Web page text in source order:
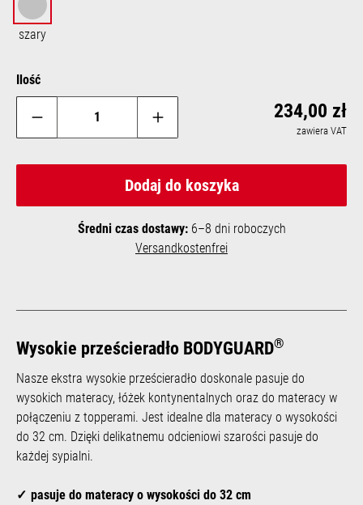
Wysokie prześcieradło BODYGUARD®
Nasze ekstra wysokie prześcieradło doskonale pasuje do
wysokich materacy, łóżek kontynentalnych oraz do materacy w
połączeniu z topperami. Jest idealne dla materacy o wysokości
do 32 cm. Dzięki delikatnemu odcieniowi szarości pasuje do
każdej sypialni.
pasuje do materacy o wysokości do 32 cm
szary
szary
Ilość
234,00 zł
zawiera VAT
Dodaj do koszyka
Średni czas dostawy:6–8 dni roboczych
Versandkostenfrei